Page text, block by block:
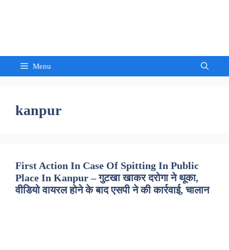
Menu
kanpur
First Action In Case Of Spitting In Public
Place In Kanpur – गुटखा खाकर दरोगा ने थूका,
वीडियो वायरल होने के बाद एसपी ने की कार्रवाई, चालान